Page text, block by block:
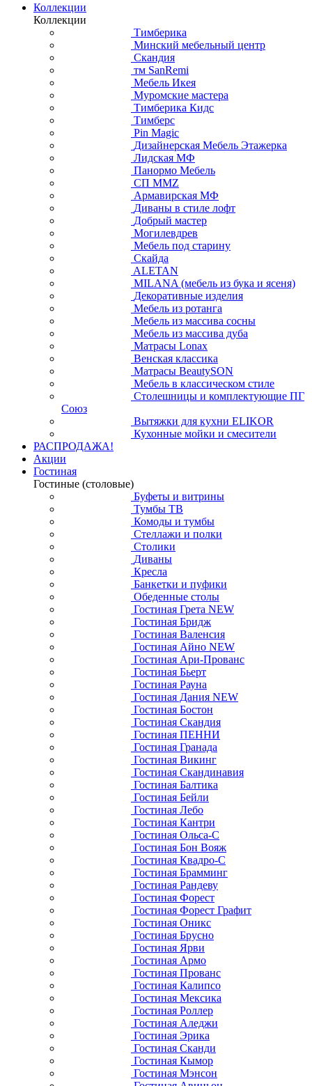
Коллекции
Коллекции
Тимберика
Минский мебельный центр
Скандия
тм SanRemi
Мебель Икея
Муромские мастера
Тимберика Кидс
Тимберс
Pin Magic
Дизайнерская Мебель Этажерка
Лидская МФ
Панормо Мебель
СП ММZ
Армавирская МФ
Диваны в стиле лофт
Добрый мастер
Могилевдрев
Мебель под старину
Скайда
ALETAN
MILANA (мебель из бука и ясеня)
Декоративные изделия
Мебель из ротанга
Мебель из массива сосны
Мебель из массива дуба
Матрасы Lonax
Венская классика
Матрасы BeautySON
Мебель в классическом стиле
Столешницы и комплектующие ПГ
Союз
Вытяжки для кухни ELIKOR
Кухонные мойки и смесители
РАСПРОДАЖА!
Акции
Гостиная
Гостиные (столовые)
Буфеты и витрины
Тумбы ТВ
Комоды и тумбы
Стеллажи и полки
Столики
Диваны
Кресла
Банкетки и пуфики
Обеденные столы
Гостиная Грета NEW
Гостиная Бридж
Гостиная Валенсия
Гостиная Айно NEW
Гостиная Ари-Прованс
Гостиная Бьерт
Гостиная Рауна
Гостиная Дания NEW
Гостиная Бостон
Гостиная Скандия
Гостиная ПЕННИ
Гостиная Гранада
Гостиная Викинг
Гостиная Скандинавия
Гостиная Балтика
Гостиная Бейли
Гостиная Лебо
Гостиная Кантри
Гостиная Ольса-С
Гостиная Бон Вояж
Гостиная Квадро-С
Гостиная Брамминг
Гостиная Рандеву
Гостиная Форест
Гостиная Форест Графит
Гостиная Оникс
Гостиная Брусно
Гостиная Ярви
Гостиная Армо
Гостиная Прованс
Гостиная Калипсо
Гостиная Мексика
Гостиная Роллер
Гостиная Аледжи
Гостиная Эрика
Гостиная Сканди
Гостиная Кымор
Гостиная Мэнсон